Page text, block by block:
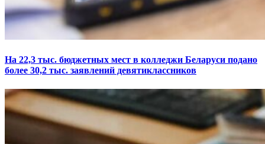
На 22,3 тыс. бюджетных мест в колледжи Беларуси подано
более 30,2 тыс. заявлений девятиклассников